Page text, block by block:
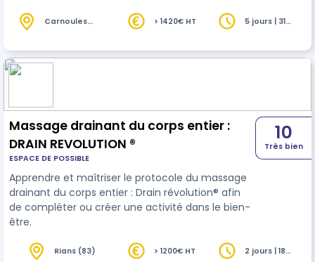
réglementaires et environnementales liées à la
Adopter un comportement professionnel dans
les règles de bonnes pratiques et de sécurité.
Carnoules
> 1420€ HT
5 jours | 31
Massage drainant du corps entier :
DRAIN REVOLUTION ®
ESPACE DE POSSIBLE
Apprendre et maîtriser le protocole du massage
drainant du corps entier : Drain révolution® afin
de compléter ou créer une activité dans le bien-
être.
10
Très bien
Rians (83) > 1200€ HT
2 jours | 18